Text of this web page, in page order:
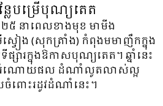
ែបម្រើបុណ្យតេត
៥ នាពេលខាងមុខ មាមីង
ៀង (សុកត្រាំង) កំពុងមមាញឹកក្នុង
ទីផ្សារក្នុងឱកាសបុណ្យតេត។ ឆ្នាំនេះ
អំណោយផល ដំណាំលូតលាស់ល្អ
ចំពោះរដូវដំណាំនេះ។